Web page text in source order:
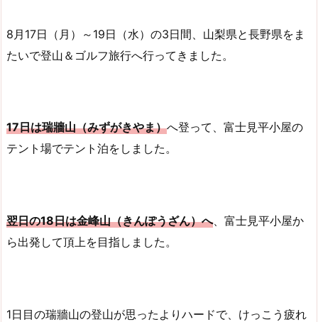
8月17日（月）～19日（水）の3日間、山梨県と長野県をま
たいで登山＆ゴルフ旅行へ行ってきました。
17日は瑞牆山（みずがきやま）へ登って、富士見平小屋の
テント場でテント泊をしました。
翌日の18日は金峰山（きんぽうざん）へ、富士見平小屋か
ら出発して頂上を目指しました。
1日目の瑞牆山の登山が思ったよりハードで、けっこう疲れ